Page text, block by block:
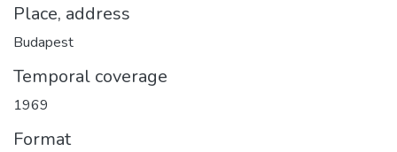
Place, address
Budapest
Temporal coverage
1969
Format